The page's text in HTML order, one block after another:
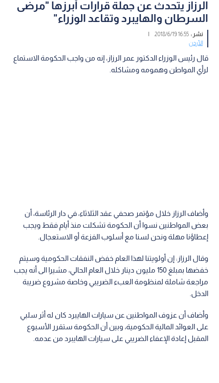
الرزاز يتحدث عن جملة قرارات أبرزها "مرضى
السرطان والهايبرد وتقاعد الوزراء"
نشر :16:55 2018/6/19
|
الأردن
قال رئيس الوزراء الدكتور عمر الرزاز، إنه من واجب الحكومة الاستماع
لرأي المواطن وهمومه ومشاكله.
وأضاف الرزاز خلال مؤتمر صحفي عقد الثلاثاء، في دار الرئاسة، أن
بعض المواطنين نسوا أن الحكومة تشكلت منذ أيام فقط ويجب
إعطاؤنا مهلة ونحن لسنا مع أسلوب الفزعة أو الاستعجال.
وقال الرزاز: إن أولويتنا لهذا العام خفض النفقات الحكومية وسيتم
خفضها بمبلغ 150 مليون دينار خلال العام الحالي، مشيرا الى أنه يجب
مراجعة شاملة لمنظومة العبء الضريبي وخاصة مشروع ضريبة
الدخل.
وأضاف أن عزوف المواطنين عن سيارات الهايبرد كان له أثر سلبي
على العوائد المالية الحكومية، وبين أن الحكومة ستقرر الأسبوع
المقبل إعادة الإعفاء الضريبي على سيارات الهايبرد من عدمه.